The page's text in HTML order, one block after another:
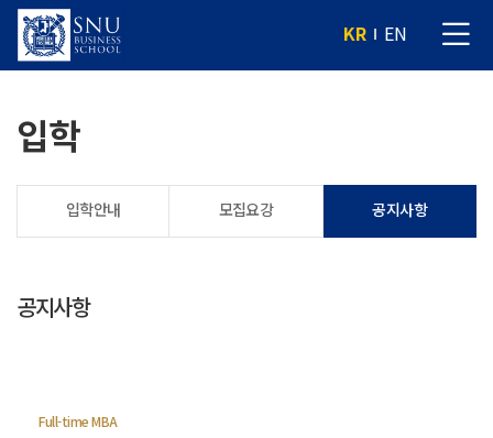
KR EN
입학
입학안내 모집요강 공지사항
공지사항
Full-time MBA